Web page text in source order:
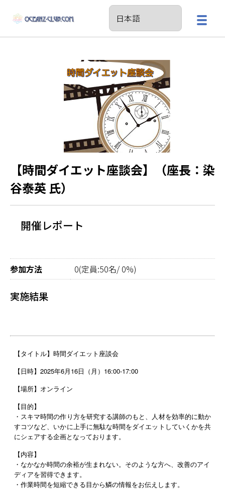
【時間ダイエット座談会】（座長：染
谷泰英 氏）
開催レポート
参加方法 0(定員:50名/ 0%)
実施結果
【タイトル】時間ダイエット座談会
【日時】2025年6月16日（月）16:00-17:00
【場所】オンライン
【目的】
・スキマ時間の作り方を研究する講師のもと、人材を効率的に動か
すコツなど、いかに上手に無駄な時間をダイエットしていくかを共
にシェアする企画となっております。
【内容】
・なかなか時間の余裕が生まれない。そのような方へ、改善のアイ
ディアを習得できます。
・作業時間を短縮できる目から鱗の情報をお伝えします。